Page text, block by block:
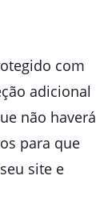
com
adicional
não haverá
para que
site e